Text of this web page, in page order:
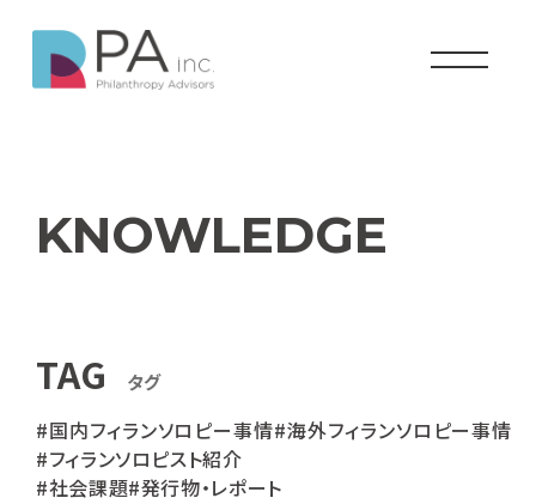
KNOWLEDGE
TAG タグ
#国内フィランソロピー事情#海外フィランソロピー事情
#フィランソロピスト紹介
#社会課題#発行物・レポート